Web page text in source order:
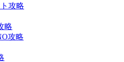
攻略
略
攻略